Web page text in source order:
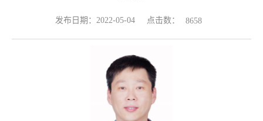
发布日期：2022-05-04 点击数： 8658